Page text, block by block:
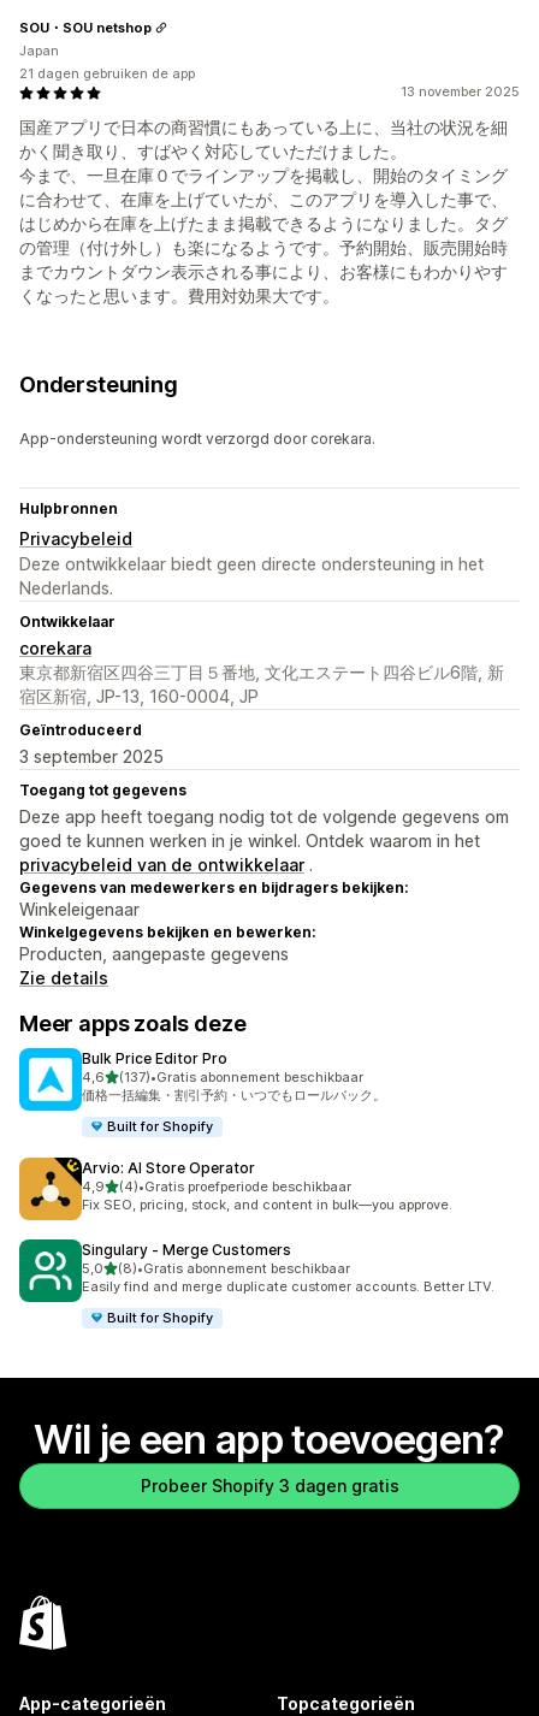
13 november 2025
国産アプリで日本の商習慣にもあっている上に、当社の状況を細
かく聞き取り、すばやく対応していただけました。
今まで、一旦在庫０でラインアップを掲載し、開始のタイミング
に合わせて、在庫を上げていたが、このアプリを導入した事で、
はじめから在庫を上げたまま掲載できるようになりました。タグ
の管理（付け外し）も楽になるようです。予約開始、販売開始時
までカウントダウン表示される事により、お客様にもわかりやす
くなったと思います。費用対効果大です。
SOU・SOU netshop
Japan
21 dagen gebruiken de app
Ondersteuning
App-ondersteuning wordt verzorgd door corekara.
Hulpbronnen
Privacybeleid
Deze ontwikkelaar biedt geen directe ondersteuning in het
Nederlands.
Ontwikkelaar
corekara
東京都新宿区四谷三丁目５番地, 文化エステート四谷ビル6階, 新
宿区新宿, JP-13, 160-0004, JP
Geïntroduceerd
3 september 2025
Toegang tot gegevens
Deze app heeft toegang nodig tot de volgende gegevens om
goed te kunnen werken in je winkel. Ontdek waarom in het
privacybeleid van de ontwikkelaar .
Gegevens van medewerkers en bijdragers bekijken:
Winkeleigenaar
Winkelgegevens bekijken en bewerken:
Producten, aangepaste gegevens
Zie details
Meer apps zoals deze
Bulk Price Editor Pro
4,6van 5 sterren
(137)
137 recensies in totaal
•Gratis abonnement beschikbaar
価格一括編集・割引予約・いつでもロールバック。
Built for Shopify
Arvio: AI Store Operator
4,9van 5 sterren
(4)
4 recensies in totaal
•Gratis proefperiode beschikbaar
Fix SEO, pricing, stock, and content in bulk—you approve.
Singulary ‑ Merge Customers
5,0van 5 sterren
(8)
8 recensies in totaal
•Gratis abonnement beschikbaar
Easily find and merge duplicate customer accounts. Better LTV.
Built for Shopify
Wil je een app toevoegen?
Probeer Shopify 3 dagen gratis
App-categorieën Topcategorieën